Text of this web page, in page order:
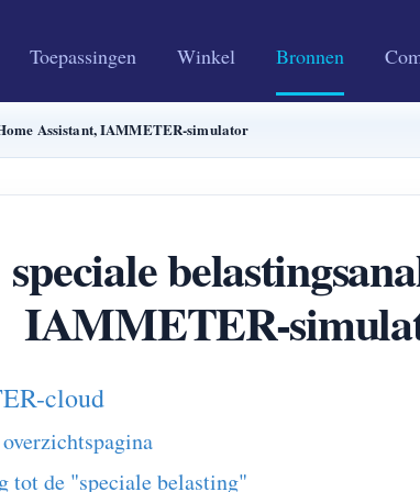
Toepassingen Winkel Bronnen
Assistant, IAMMETER-simulator
IAMMETER-
cloud
tot de "speciale belasting"